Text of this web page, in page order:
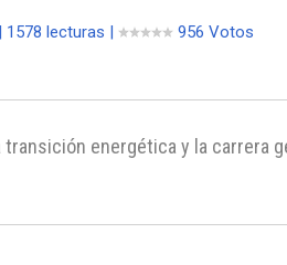
| 1578 lecturas | 956 Votos
transición energética y la carrera